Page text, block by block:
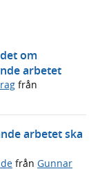
om
arbetet
från
arbetet ska
från Gunnar